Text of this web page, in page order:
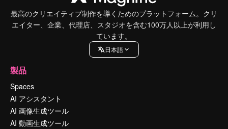
最高のクリエイティブ制作を導くためのプラットフォーム。クリ
エイター、企業、代理店、スタジオを含む100万人以上が利用し
ています。
日本語
製品
Spaces
AI アシスタント
AI 画像生成ツール
AI 動画生成ツール